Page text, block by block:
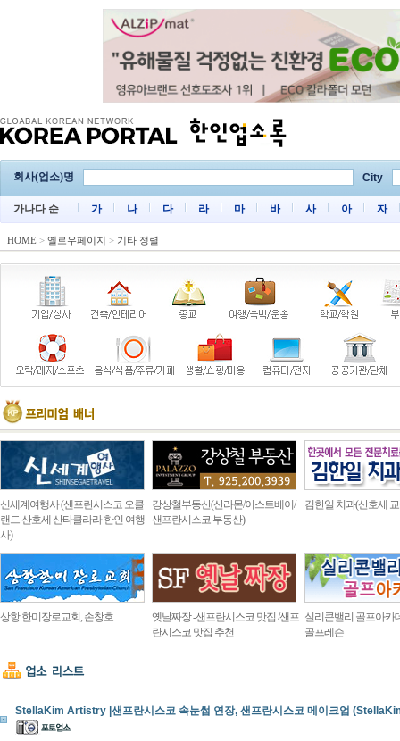
회사(업소)명 City
가나다 순 가 나 다 라 마 바 사 아 자
HOME > 옐로우페이지 > 기타 정렬
신세계여행사 (샌프란시스코 오클
랜드 산호세 산타클라라 한인 여행
사)
강상철부동산(산라몬/이스트베이/
샌프란시스코 부동산)
김한일 치과(산호세
상항 한미장로교회, 손창호
옛날짜장 -샌프란시스코 맛집 /샌프
란시스코 맛집 추천
실리콘밸리 골프아카
골프레슨
StellaKim Artistry |샌프란시스코 속눈썹 연장, 샌프란시스코 메이크업